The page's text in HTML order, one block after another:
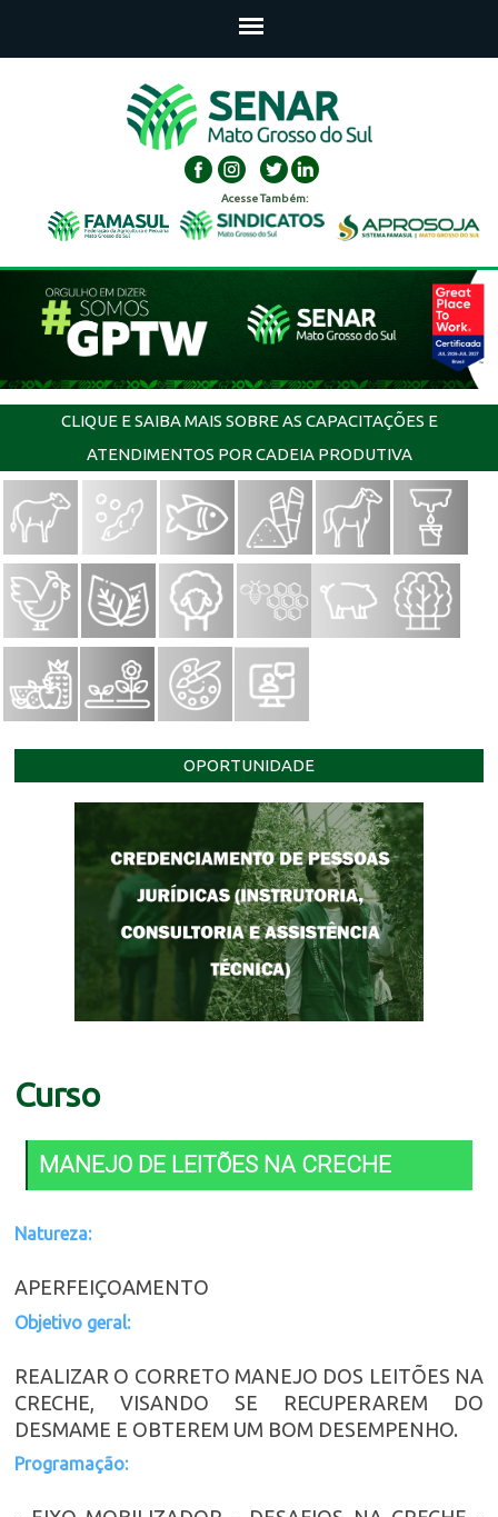
Acesse Também:
CLIQUE E SAIBA MAIS SOBRE AS CAPACITAÇÕES E
ATENDIMENTOS POR CADEIA PRODUTIVA
OPORTUNIDADE
Curso
MANEJO DE LEITÕES NA CRECHE
Natureza:
APERFEIÇOAMENTO
Objetivo geral:
REALIZAR O CORRETO MANEJO DOS LEITÕES NA
CRECHE, VISANDO SE RECUPERAREM DO
DESMAME E OBTEREM UM BOM DESEMPENHO.
Programação: